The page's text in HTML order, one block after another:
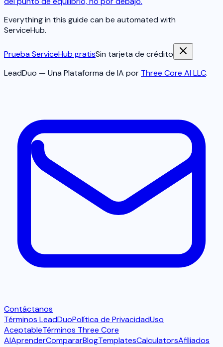
Everything in this guide can be automated with
ServiceHub.
Prueba ServiceHub gratisSin tarjeta de crédito
LeadDuo — Una Plataforma de IA por Three Core AI LLC.
Contáctanos
Términos LeadDuoPolítica de PrivacidadUso
AceptableTérminos Three Core
AIAprenderCompararBlogTemplatesCalculatorsAfiliados